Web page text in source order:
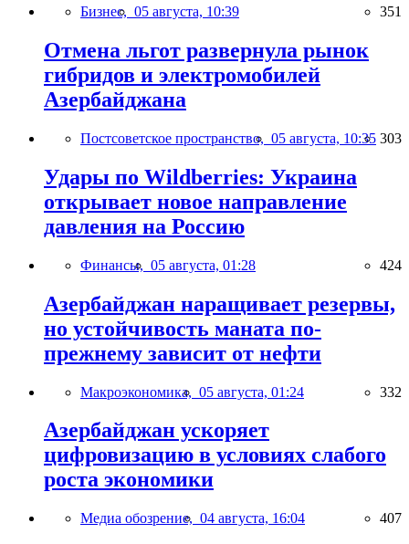
Бизнес, 05 августа, 10:39 351
Отмена льгот развернула рынок
гибридов и электромобилей
Азербайджана
Постсоветское пространство, 05 августа, 10:35 303
Удары по Wildberries: Украина
открывает новое направление
давления на Россию
Финансы, 05 августа, 01:28 424
Азербайджан наращивает резервы,
но устойчивость маната по-
прежнему зависит от нефти
Макроэкономика, 05 августа, 01:24 332
Азербайджан ускоряет
цифровизацию в условиях слабого
роста экономики
Медиа обозрение, 04 августа, 16:04 407